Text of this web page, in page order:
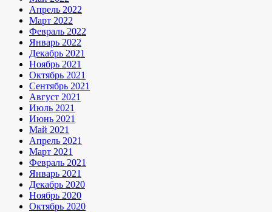
Апрель 2022
Март 2022
Февраль 2022
Январь 2022
Декабрь 2021
Ноябрь 2021
Октябрь 2021
Сентябрь 2021
Август 2021
Июль 2021
Июнь 2021
Май 2021
Апрель 2021
Март 2021
Февраль 2021
Январь 2021
Декабрь 2020
Ноябрь 2020
Октябрь 2020